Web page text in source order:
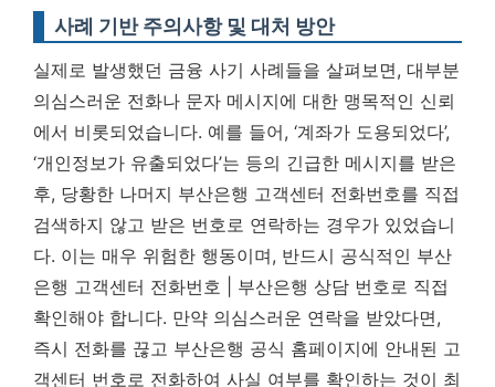
사례 기반 주의사항 및 대처 방안
실제로 발생했던 금융 사기 사례들을 살펴보면, 대부분
의심스러운 전화나 문자 메시지에 대한 맹목적인 신뢰
에서 비롯되었습니다. 예를 들어, ‘계좌가 도용되었다’,
‘개인정보가 유출되었다’는 등의 긴급한 메시지를 받은
후, 당황한 나머지 부산은행 고객센터 전화번호를 직접
검색하지 않고 받은 번호로 연락하는 경우가 있었습니
다. 이는 매우 위험한 행동이며, 반드시 공식적인 부산
은행 고객센터 전화번호 | 부산은행 상담 번호로 직접
확인해야 합니다. 만약 의심스러운 연락을 받았다면,
즉시 전화를 끊고 부산은행 공식 홈페이지에 안내된 고
객센터 번호로 전화하여 사실 여부를 확인하는 것이 최